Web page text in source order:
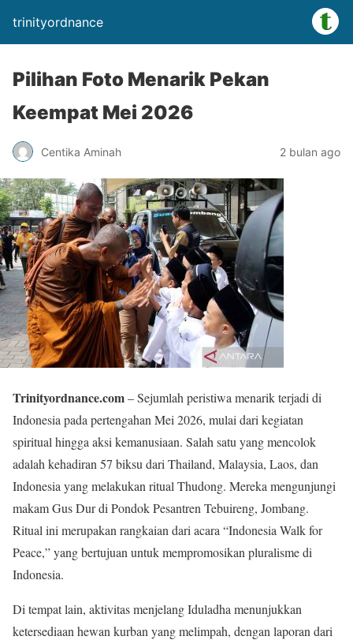
trinityordnance
Pilihan Foto Menarik Pekan
Keempat Mei 2026
Centika Aminah 2 bulan ago
Trinityordnance.com– Sejumlah peristiwa menarik terjadi di
Indonesia pada pertengahan Mei 2026, mulai dari kegiatan
spiritual hingga aksi kemanusiaan. Salah satu yang mencolok
adalah kehadiran 57 biksu dari Thailand, Malaysia, Laos, dan
Indonesia yang melakukan ritual Thudong. Mereka mengunjungi
makam Gus Dur di Pondok Pesantren Tebuireng, Jombang.
Ritual ini merupakan rangkaian dari acara “Indonesia Walk for
Peace,” yang bertujuan untuk mempromosikan pluralisme di
Indonesia.
Di tempat lain, aktivitas menjelang Iduladha menunjukkan
ketersediaan hewan kurban yang melimpah, dengan laporan dari